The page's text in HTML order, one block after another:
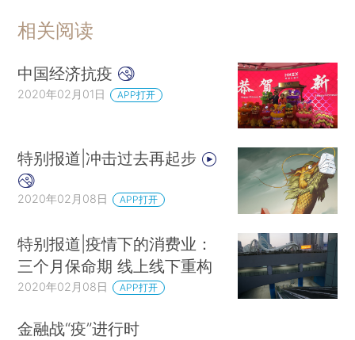
相关阅读
中国经济抗疫
2020年02月01日 APP打开
特别报道|冲击过去再起步
2020年02月08日 APP打开
特别报道|疫情下的消费业：
三个月保命期 线上线下重构
2020年02月08日 APP打开
金融战“疫”进行时